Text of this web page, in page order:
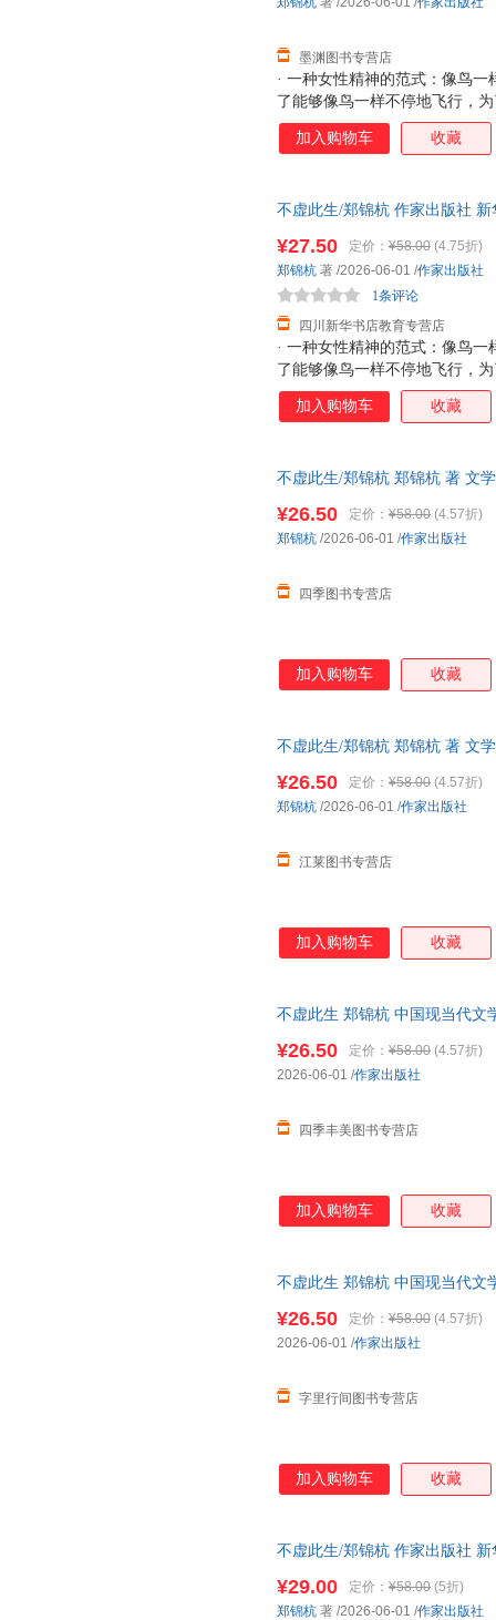
· 一种女性精神的范式：像鸟
了能够像鸟一样不停地飞行，
注一掷，不权宜，不依附，不
穷水尽的孤独中找回丢失的才
知识女性的精神突围，抵达了
育要能够带领学生挑战对对哲
宙以及信仰的思考。”“教育只
很多其他力量的
墨渊图书专营店
加入购物车 收藏
不虚此生/郑锦杭 作家出版社
· 一种女性精神的范式：像鸟
了能够像鸟一样不停地飞行，
注一掷，不权宜，不依附，不
穷水尽的孤独中找回丢失的才
知识女性的精神突围，抵达了
育要能够带领学生挑战对对哲
宙以及信仰的思考。”“教育只
¥27.50 定价： ¥58.00 (4.75折)
四川新华书店教育专营店
1条评论
郑锦杭 著 /2026-06-01 /作家出版社
加入购物车 收藏
不虚此生/郑锦杭 郑锦杭 著 文
¥26.50 定价： ¥58.00 (4.57折)
四季图书专营店
郑锦杭 /2026-06-01 /作家出版社
加入购物车 收藏
不虚此生/郑锦杭 郑锦杭 著 文
¥26.50 定价： ¥58.00 (4.57折)
江莱图书专营店
郑锦杭 /2026-06-01 /作家出版社
加入购物车 收藏
不虚此生 郑锦杭 中国现当代文
¥26.50 定价： ¥58.00 (4.57折)
四季丰美图书专营店
2026-06-01 /作家出版社
加入购物车 收藏
不虚此生 郑锦杭 中国现当代文
¥26.50 定价： ¥58.00 (4.57折)
字里行间图书专营店
2026-06-01 /作家出版社
加入购物车 收藏
不虚此生/郑锦杭 作家出版社
¥29.00 定价： ¥58.00 (5折)
郑锦杭 著 /2026-06-01 /作家出版社